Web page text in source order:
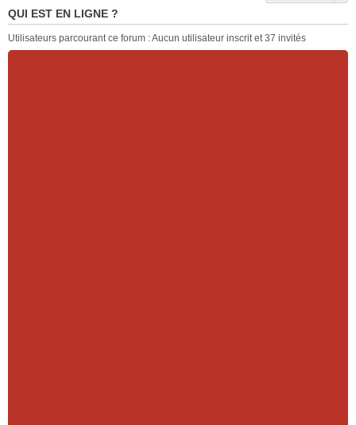
QUI EST EN LIGNE ?
Utilisateurs parcourant ce forum : Aucun utilisateur inscrit et 37 invités